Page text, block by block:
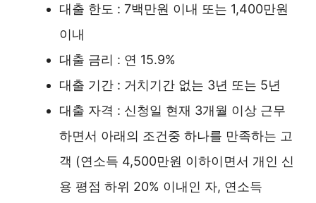
대출 한도 : 7백만원 이내 또는 1,400만원
이내
대출 금리 : 연 15.9%
대출 기간 : 거치기간 없는 3년 또는 5년
대출 자격 : 신청일 현재 3개월 이상 근무
하면서 아래의 조건중 하나를 만족하는 고
객 (연소득 4,500만원 이하이면서 개인 신
용 평점 하위 20% 이내인 자, 연소득